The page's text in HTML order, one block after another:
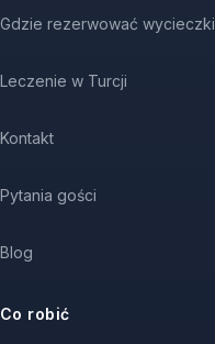
Gdzie rezerwować wycieczki
Leczenie w Turcji
Kontakt
Pytania gości
Blog
Co robić